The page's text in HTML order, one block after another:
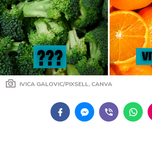
IVICA GALOVIC/PIXSELL, CANVA